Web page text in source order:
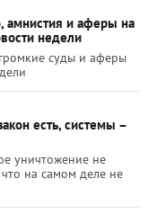
амнистия и аферы на
недели
суды и аферы
есть, системы –
уничтожение не
на самом деле не